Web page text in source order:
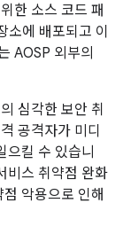
한 소스 코드 패
에 배포되고 이
AOSP 외부의
심각한 보안 취
공격자가 미디
으킬 수 있습니
비스 취약점 완화
악용으로 인해